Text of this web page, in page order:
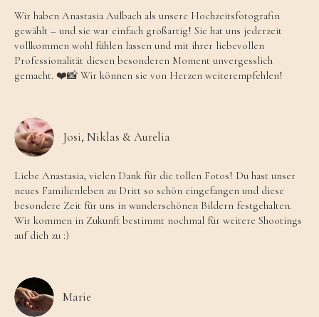
Wir haben Anastasia Aulbach als unsere Hochzeitsfotografin
gewählt – und sie war einfach großartig! Sie hat uns jederzeit
vollkommen wohl fühlen lassen und mit ihrer liebevollen
Professionalität diesen besonderen Moment unvergesslich
gemacht. ❤️📸 Wir können sie von Herzen weiterempfehlen!
Josi, Niklas & Aurelia
Liebe Anastasia, vielen Dank für die tollen Fotos! Du hast unser
neues Familienleben zu Dritt so schön eingefangen und diese
besondere Zeit für uns in wunderschönen Bildern festgehalten.
Wir kommen in Zukunft bestimmt nochmal für weitere Shootings
auf dich zu :)
Marie